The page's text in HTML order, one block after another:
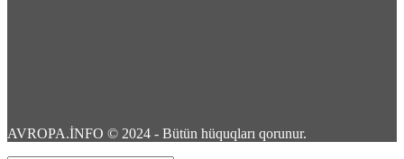
Razi Nurullayev:”Şimal-Cənub» beynəlxalq
AVROPA.İNFO © 2024 - Bütün hüquqları qorunur.